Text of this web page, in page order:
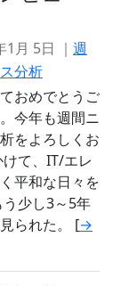
月 5日 ｜ 週
分析
おめでとうご
今年も週間ニ
をよろしくお
て、IT/エレ
平和な日々を
少し3～5年
られた。 [→